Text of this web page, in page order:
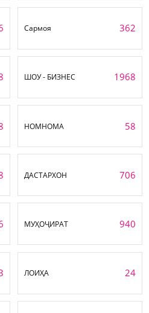
Сармоя 362
ШОУ - БИЗНЕС 1968
НОМНОМА 58
ДАСТАРХОН 706
МУҲОҶИРАТ 940
ЛОИҲА 24